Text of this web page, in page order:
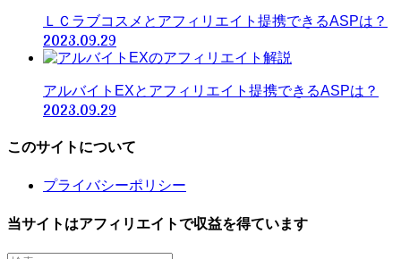
ＬＣラブコスメとアフィリエイト提携できるASPは？
2023.09.29
アルバイトEXとアフィリエイト提携できるASPは？
2023.09.29
このサイトについて
プライバシーポリシー
当サイトはアフィリエイトで収益を得ています